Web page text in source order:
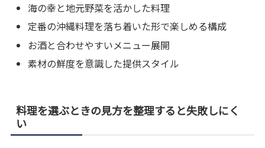
海の幸と地元野菜を活かした料理
定番の沖縄料理を落ち着いた形で楽しめる構成
お酒と合わせやすいメニュー展開
素材の鮮度を意識した提供スタイル
料理を選ぶときの見方を整理すると失敗しにく
い